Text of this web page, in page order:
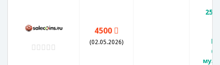
4500
(02.05.2026)
25